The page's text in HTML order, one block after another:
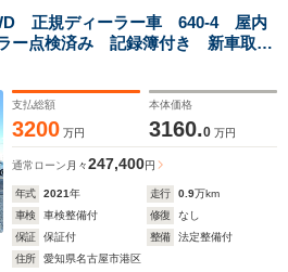
正規ディーラー車 640-4 屋内
ー点検済み 記録簿付き 新車取
バッテリーコンディショナー
有
支払総額
3200 万円
本体価格
3160.0 万円
通常ローン 月々247,400円
年式 2021年 走行 0.9万km
車検
車検整備付 修復
なし
保証
保証付 整備
法定整備付
住所
愛知県名古屋市港区